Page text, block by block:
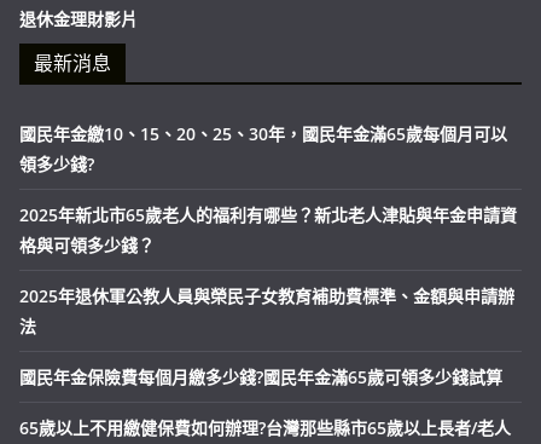
退休金理財影片
最新消息
國民年金繳10、15、20、25、30年，國民年金滿65歲每個月可以
領多少錢?
2025年新北市65歲老人的福利有哪些？新北老人津貼與年金申請資
格與可領多少錢？
2025年退休軍公教人員與榮民子女教育補助費標準、金額與申請辦
法
國民年金保險費每個月繳多少錢?國民年金滿65歲可領多少錢試算
65歲以上不用繳健保費如何辦理?台灣那些縣市65歲以上長者/老人